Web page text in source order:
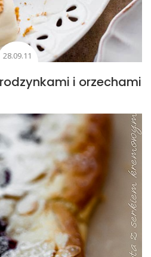
28.09.11
i orzechami